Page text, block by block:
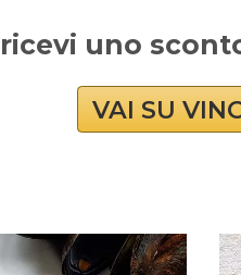
uno
VAI SU